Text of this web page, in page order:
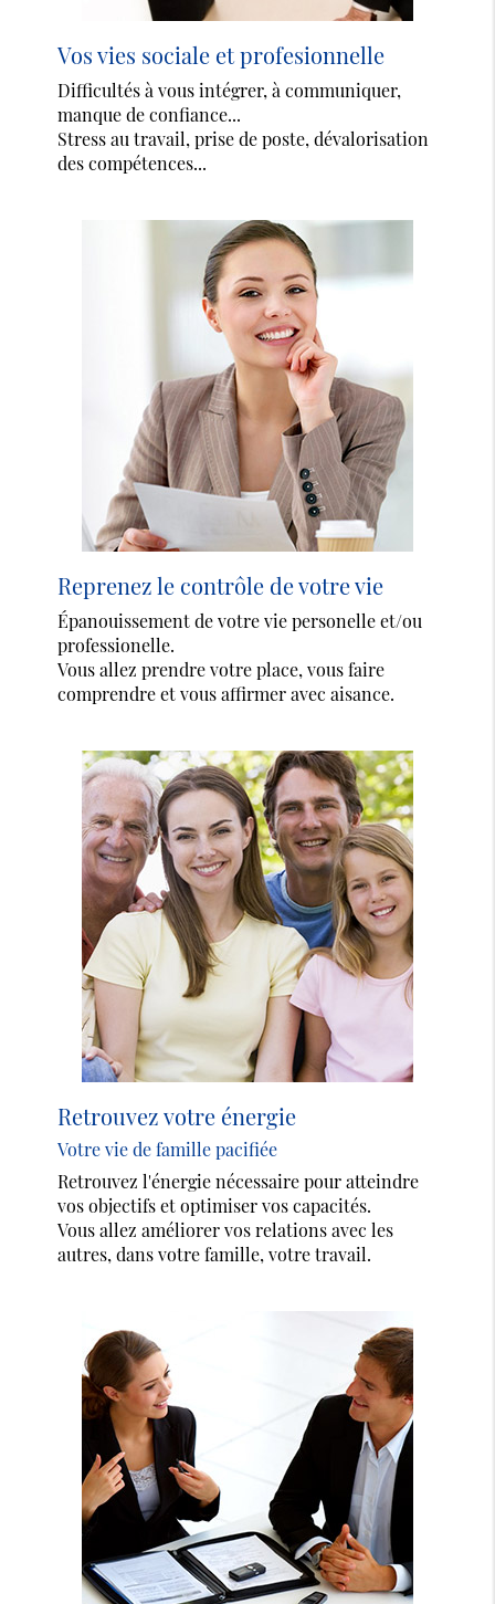
Vos vies sociale et profesionnelle
Difficultés à vous intégrer, à communiquer,
manque de confiance...
Stress au travail, prise de poste, dévalorisation
des compétences...
Reprenez le contrôle de votre vie
Épanouissement de votre vie personelle et/ou
professionelle.
Vous allez prendre votre place, vous faire
comprendre et vous affirmer avec aisance.
Retrouvez votre énergie
Votre vie de famille pacifiée
Retrouvez l'énergie nécessaire pour atteindre
vos objectifs et optimiser vos capacités.
Vous allez améliorer vos relations avec les
autres, dans votre famille, votre travail.